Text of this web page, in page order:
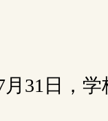
月31日，